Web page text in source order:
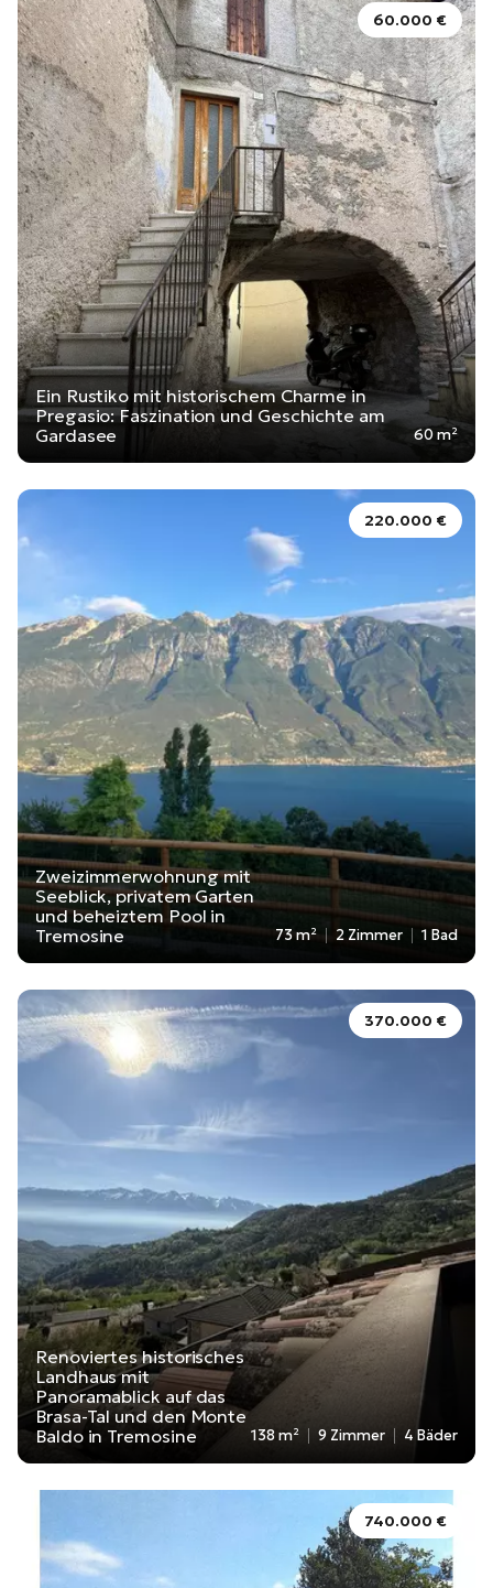
60.000 €
Ein Rustiko mit historischem Charme in
Pregasio: Faszination und Geschichte am
Gardasee
60 m²
220.000 €
Zweizimmerwohnung mit
Seeblick, privatem Garten
und beheiztem Pool in
Tremosine
73 m² 2 Zimmer 1 Bad
370.000 €
Renoviertes historisches
Landhaus mit
Panoramablick auf das
Brasa-Tal und den Monte
Baldo in Tremosine
138 m² 9 Zimmer 4 Bäder
740.000 €